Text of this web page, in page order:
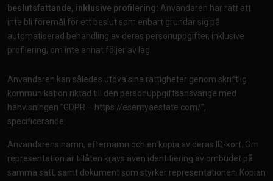
beslutsfattande, inklusive profilering: Användaren har rätt att
inte bli föremål för ett beslut som enbart grundar sig på
automatiserad behandling av deras personuppgifter, inklusive
profilering, om inte annat följer av lag.
Användaren kan således utöva sina rättigheter genom skriftlig
kommunikation riktad till den personuppgiftsansvarige med
hänvisningen ”GDPR – https://esentyaestate.com/”,
specificerande:
Användarens namn, efternamn och en kopia av deras ID-kort. Om
representation är tillåten krävs även identifiering av ombudet på
samma sätt, samt dokument som styrker representationen. Kopian